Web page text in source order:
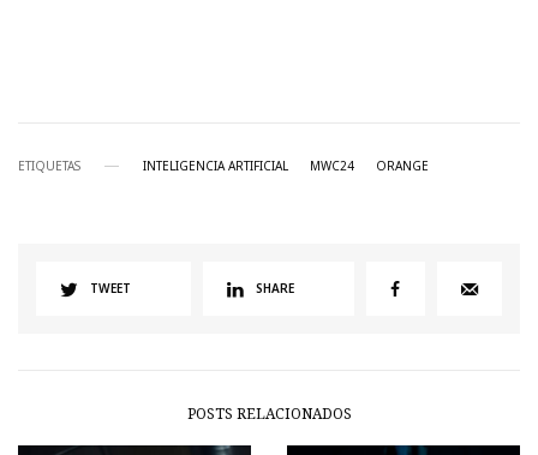
ETIQUETAS INTELIGENCIA ARTIFICIAL MWC24 ORANGE
TWEET SHARE
POSTS RELACIONADOS